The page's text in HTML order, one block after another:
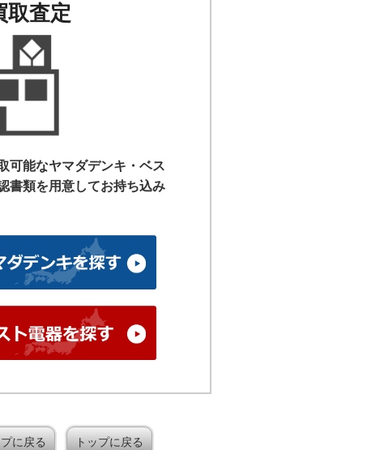
取査定
可能なヤマダデンキ・ベス
書類を用意してお持ち込み
に戻る トップに戻る